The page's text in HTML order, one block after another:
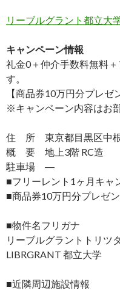
リーブルグラント都立大
キャンペーン情報
礼金0＋仲介手数料無料 ＋
す。
【商品券10万円分プレゼ
※キャンペーン内容はお
住 所 東京都目黒区中
概 要 地上3階 RC造
駐車場 ―
■フリーレント1ヶ月キャ
■商品券10万円分プレゼ
■物件名フリガナ
リーブルグラントトリツ
LIBRGRANT 都立大学
■近隣周辺施設情報